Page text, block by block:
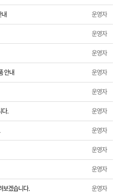
송및 휴무안내
노하우들 정리했습니다.
~10월1일 휴무안내.
품 추가했습니다.
사랑하세요.
는 사진 앨범으로 올려보겠습니다.
[서버점검공지]8월5일 오전 9:00시 ~ 오후 13시 서버업데이트 점검공지
현충일 배송휴무 알림
내 운영자
운영자
운영자
안내 운영자
운영자
다. 운영자
운영자
운영자
운영자
보겠습니다. 운영자